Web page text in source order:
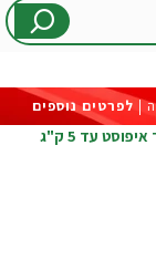
לפרטים נוספים